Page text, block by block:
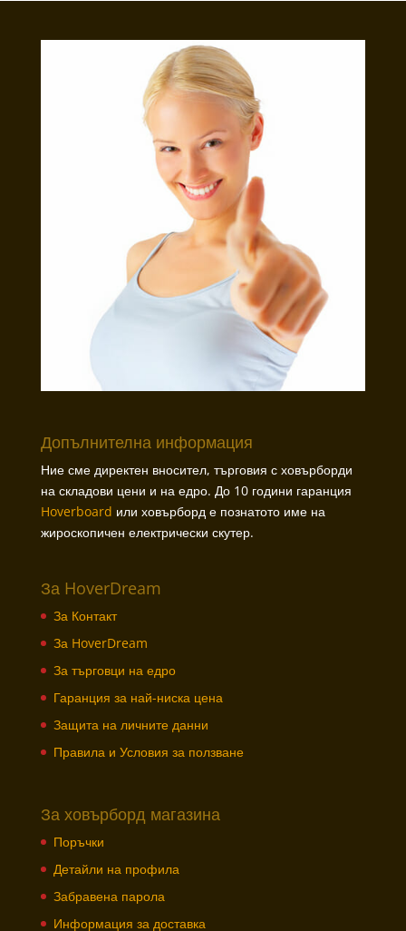
(600.00
лв.).
Допълнителна информация
Ние сме директен вносител, търговия с ховърборди
на складови цени и на едро. До 10 години гаранция
Hoverboard или ховърборд е познатото име на
жироскопичен електрически скутер.
За HoverDream
За Контакт
За HoverDream
За търговци на едро
Гаранция за най-ниска цена
Защита на личните данни
Правила и Условия за ползване
За ховърборд магазина
Поръчки
Детайли на профила
Забравена парола
Информация за доставка